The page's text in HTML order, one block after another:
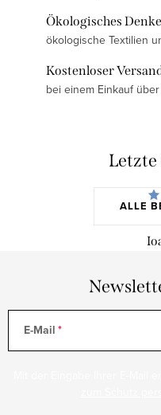
Ökologisches
ökologische Textilien
Kostenloser
bei einem Einkauf
ALLE
E-Mail